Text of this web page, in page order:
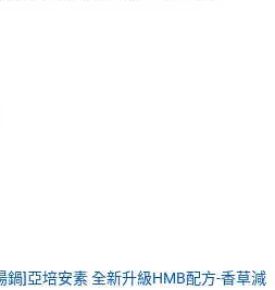
]亞培安素 全新升級HMB配方-香草減